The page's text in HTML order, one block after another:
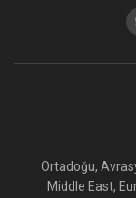
Ortadoğu,
Middle East,